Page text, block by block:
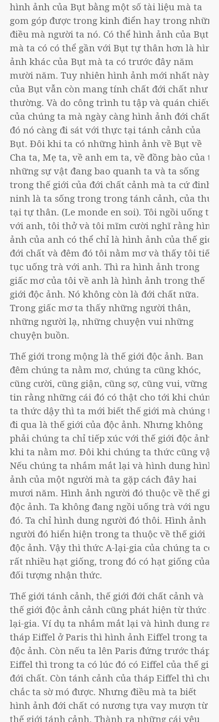
hình ảnh của Bụt bằng một số tài liệu mà ta
gom góp được trong kinh điển hay trong những
điều mà người ta nó. Có thể hình ảnh của Bụt
mà ta có có thể gần với Bụt tự thân hơn là hình
ảnh khác của Bụt mà ta có trước đây năm
mười năm. Tuy nhiên hình ảnh mới nhất này
của Bụt vẫn còn mang tính chất đới chất như
thường. Và do công trình tu tập và quán chiếu
của chúng ta mà ngày càng hình ảnh đới chất
đó nó càng đi sát với thực tại tánh cảnh của
Bụt. Đôi khi ta có những hình ảnh về Bụt về
Cha ta, Mẹ ta, về anh em ta, về đồng bào của ta
những sự vật đang bao quanh ta và ta sống
trong thế giới của đới chất cảnh mà ta cứ đinh
ninh là ta sống trong trong tánh cảnh, của thực
tại tự thân. (Le monde en soi). Tôi ngồi uống trà
với anh, tôi thở và tôi mĩm cười nghĩ rằng hình
ảnh của anh có thể chỉ là hình ảnh của thế giới
đới chất và đêm đó tôi nằm mơ và thấy tôi tiếp
tục uống trà với anh. Thì ra hình ảnh trong
giấc mơ của tôi về anh là hình ảnh trong thế
giới độc ảnh. Nó không còn là đới chất nữa.
Trong giấc mơ ta thấy những người thân,
những người lạ, những chuyện vui những
chuyện buồn.
Thế giới trong mộng là thế giới độc ảnh. Ban
đêm chúng ta nằm mơ, chúng ta cũng khóc,
cũng cười, cũng giận, cũng sợ, cũng vui, vững
tin rằng những cái đó có thật cho tới khi chúng
ta thức dậy thì ta mới biết thế giới mà chúng ta
đi qua là thế giới của độc ảnh. Nhưng không
phải chúng ta chỉ tiếp xúc với thế giới độc ảnh
khi ta nằm mơ. Đôi khi chúng ta thức cũng vậy.
Nếu chúng ta nhắm mắt lại và hình dung hình
ảnh của một người mà ta gặp cách đây hai
mươi năm. Hình ảnh người đó thuộc về thế giới
độc ảnh. Ta không đang ngồi uống trà với người
đó. Ta chỉ hình dung người đó thôi. Hình ảnh
người đó hiển hiện trong ta thuộc về thế giới
độc ảnh. Vậy thì thức A-lại-gia của chúng ta có
rất nhiều hạt giống, trong đó có hạt giống của
đối tượng nhận thức.
Thế giới tánh cảnh, thế giới đới chất cảnh và
thế giới độc ảnh cảnh cũng phát hiện từ thức A-
lại-gia. Ví dụ ta nhắm mắt lại và hình dung ra
tháp Eiffel ở Paris thì hình ảnh Eiffel trong ta là
độc ảnh. Còn nếu ta lên Paris đứng trước tháp
Eiffel thì trong ta có lúc đó có Eiffel của thế giới
đới chất. Còn tánh cảnh của tháp Eiffel thì chưa
chắc ta sờ mó được. Nhưng điều mà ta biết
hình ảnh đới chất có nương tựa vay mượn từ
thế giới tánh cảnh. Thành ra những cái yêu